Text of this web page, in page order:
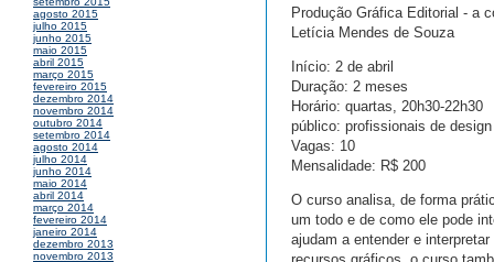
agosto 2015
julho 2015
junho 2015
maio 2015
abril 2015
março 2015
fevereiro 2015
dezembro 2014
novembro 2014
outubro 2014
setembro 2014
agosto 2014
julho 2014
junho 2014
maio 2014
abril 2014
março 2014
fevereiro 2014
janeiro 2014
dezembro 2013
novembro 2013
Produção Gráfica Editorial - a
Letícia Mendes de Souza
Início: 2 de abril
Duração: 2 meses
Horário: quartas, 20h30-22h30
público: profissionais de
Vagas: 10
Mensalidade: R$ 200
O curso analisa, de forma
um todo e de como ele pode
ajudam a entender e